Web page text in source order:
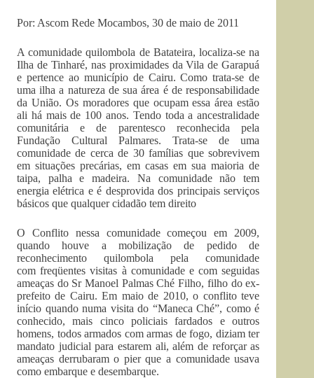
Por: Ascom Rede Mocambos, 30 de maio de 2011
A comunidade quilombola de Batateira, localiza-se na
Ilha de Tinharé, nas proximidades da Vila de Garapuá
e pertence ao município de Cairu. Como trata-se de
uma ilha a natureza de sua área é de responsabilidade
da União. Os moradores que ocupam essa área estão
ali há mais de 100 anos. Tendo toda a ancestralidade
comunitária e de parentesco reconhecida pela
Fundação Cultural Palmares. Trata-se de uma
comunidade de cerca de 30 famílias que sobrevivem
em situações precárias, em casas em sua maioria de
taipa, palha e madeira. Na comunidade não tem
energia elétrica e é desprovida dos principais serviços
básicos que qualquer cidadão tem direito
O Conflito nessa comunidade começou em 2009,
quando houve a mobilização de pedido de
reconhecimento quilombola pela comunidade
com freqüentes visitas à comunidade e com seguidas
ameaças do Sr Manoel Palmas Ché Filho, filho do ex-
prefeito de Cairu. Em maio de 2010, o conflito teve
início quando numa visita do “Maneca Ché”, como é
conhecido, mais cinco policiais fardados e outros
homens, todos armados com armas de fogo, diziam ter
mandato judicial para estarem ali, além de reforçar as
ameaças derrubaram o pier que a comunidade usava
como embarque e desembarque.